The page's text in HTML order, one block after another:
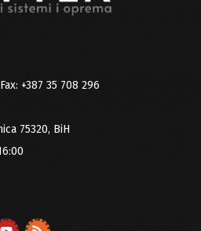
+387 35 708 296
75320, BiH